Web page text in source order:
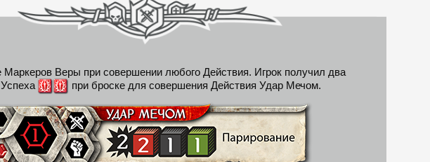
Маркеров Веры при совершении любого Действия. Игрок получил два
при броске для совершения Действия Удар Мечом.